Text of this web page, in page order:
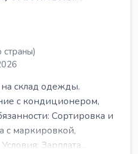
склад одежды.
с кондиционером,
Сортировка и
с маркировкой,
Зарплата...